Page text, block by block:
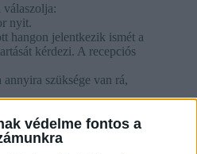
védelme fontos a
válaszolja:
nyit.
hangon jelentkezik ismét a
kérdezi. A recepciós
szüksége van rá,
haaanem kimenni!